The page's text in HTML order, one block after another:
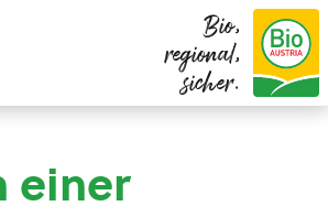
Bio,
regional,
sicher.
einer